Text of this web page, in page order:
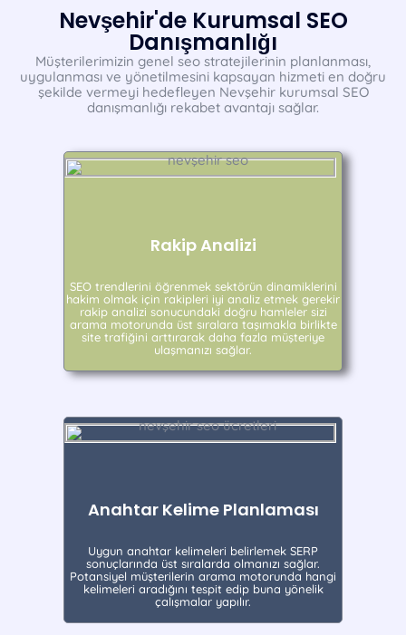
Nevşehir'de Kurumsal SEO
Danışmanlığı
Müşterilerimizin genel seo stratejilerinin planlanması,
uygulanması ve yönetilmesini kapsayan hizmeti en doğru
şekilde vermeyi hedefleyen Nevşehir kurumsal SEO
danışmanlığı rekabet avantajı sağlar.
Rakip Analizi
SEO trendlerini öğrenmek sektörün dinamiklerini
hakim olmak için rakipleri iyi analiz etmek gerekir
rakip analizi sonucundaki doğru hamleler sizi
arama motorunda üst sıralara taşımakla birlikte
site trafiğini arttırarak daha fazla müşteriye
ulaşmanızı sağlar.
Anahtar Kelime Planlaması
Uygun anahtar kelimeleri belirlemek SERP
sonuçlarında üst sıralarda olmanızı sağlar.
Potansiyel müşterilerin arama motorunda hangi
kelimeleri aradığını tespit edip buna yönelik
çalışmalar yapılır.